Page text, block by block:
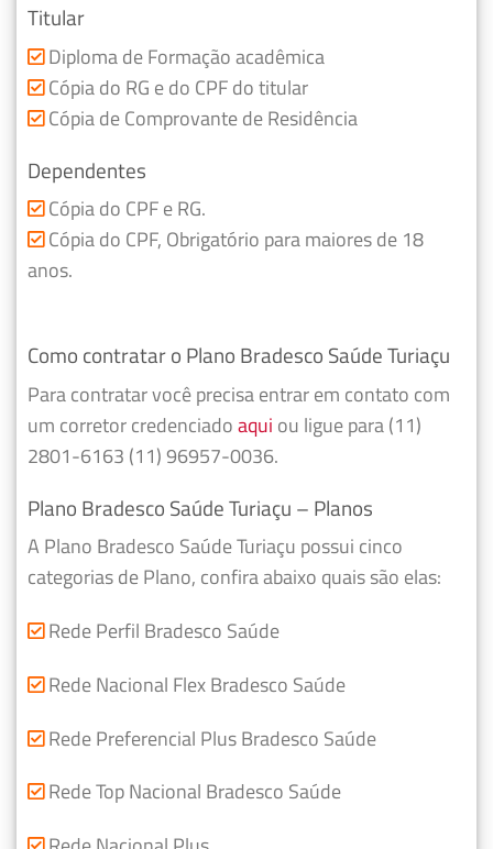
Titular
Diploma de Formação acadêmica
Cópia do RG e do CPF do titular
Cópia de Comprovante de Residência
Dependentes
Cópia do CPF e RG.
Cópia do CPF, Obrigatório para maiores de 18
anos.
Como contratar o Plano Bradesco Saúde Turiaçu
Para contratar você precisa entrar em contato com
um corretor credenciadoaqui ou ligue para (11)
2801-6163 (11) 96957-0036.
Plano Bradesco Saúde Turiaçu – Planos
A Plano Bradesco Saúde Turiaçu possui cinco
categorias de Plano, confira abaixo quais são elas:
Rede Perfil Bradesco Saúde
Rede Nacional Flex Bradesco Saúde
Rede Preferencial Plus Bradesco Saúde
Rede Top Nacional Bradesco Saúde